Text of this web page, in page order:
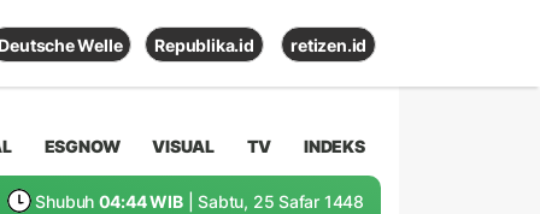
Deutsche Welle Republika.id retizen.id
ESGNOW VISUAL TV INDEKS
Shubuh 04:44 WIB | Sabtu, 25 Safar 1448